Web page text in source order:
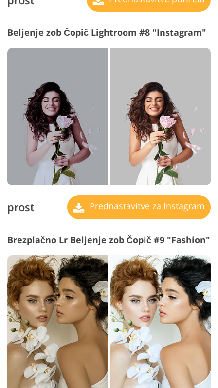
Beljenje zob Čopič Lightroom #8 "Instagram"
prost Prednastavitve za Instagram
Brezplačno Lr Beljenje zob Čopič #9 "Fashion"